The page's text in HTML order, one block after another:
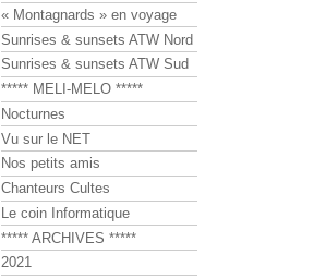
« Montagnards » en voyage
Sunrises & sunsets ATW Nord
Sunrises & sunsets ATW Sud
***** MELI-MELO *****
Nocturnes
Vu sur le NET
Nos petits amis
Chanteurs Cultes
Le coin Informatique
***** ARCHIVES *****
2021